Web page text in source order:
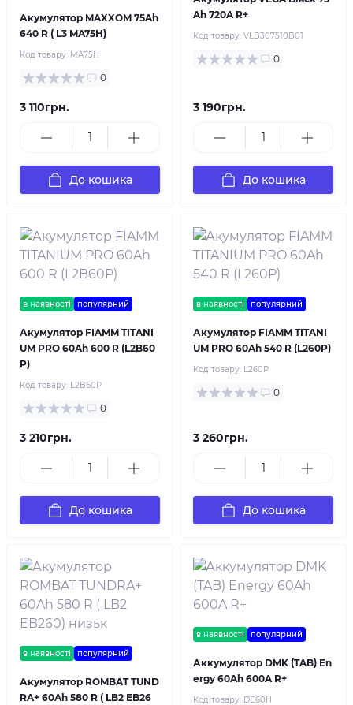
Акумулятор MAXXOM 75Ah
640 R ( L3 MA75H)
Код товару: MA75H
0
3 110грн.
До кошика
Ah 720A R+
Код товару: VLB307510B01
0
3 190грн.
До кошика
в наявності популярний
Акумулятор FIAMM TITANI
UM PRO 60Ah 600 R (L2B60
P)
Код товару: L2B60P
0
3 210грн.
До кошика
в наявності популярний
Акумулятор FIAMM TITANI
UM PRO 60Ah 540 R (L260P)
Код товару: L260P
0
3 260грн.
До кошика
в наявності популярний
Акумулятор ROMBAT TUND
RA+ 60Ah 580 R ( LB2 EB26
в наявності популярний
Аккумулятор DMK (TAB) En
ergy 60Ah 600A R+
Код товару: DE60H